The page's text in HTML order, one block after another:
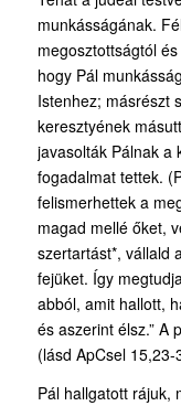
munkásságának.
megosztottságtól
hogy Pál
Istenhez; másrészt
keresztyének
javasolták Pálnak a
fogadalmat tettek.
felismerhettek a
magad mellé őket,
szertartást*, vállald
fejüket. Így
abból, amit hallott,
és aszerint élsz.” A
(lásd ApCsel
Pál hallgatott rájuk,